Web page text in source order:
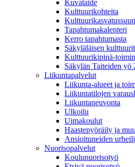
Kuvataide
Kulttuurikohteita
Tapahtumakalenteri
Kerro tapahtumasta
Säkyläläisen
Kulttuurikipinä-
Säkylän Taiteiden yö
Liikuntapalvelut
Liikunta-alueet ja
Liikuntatilojen
Liikuntaneuvonta
Ulkoilu
Uimakoulut
Haastepyöräily ja
Ansioituneiden
Nuorisopalvelut
Koulunuorisotyö